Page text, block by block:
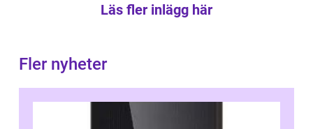
Läs fler inlägg här
Fler nyheter